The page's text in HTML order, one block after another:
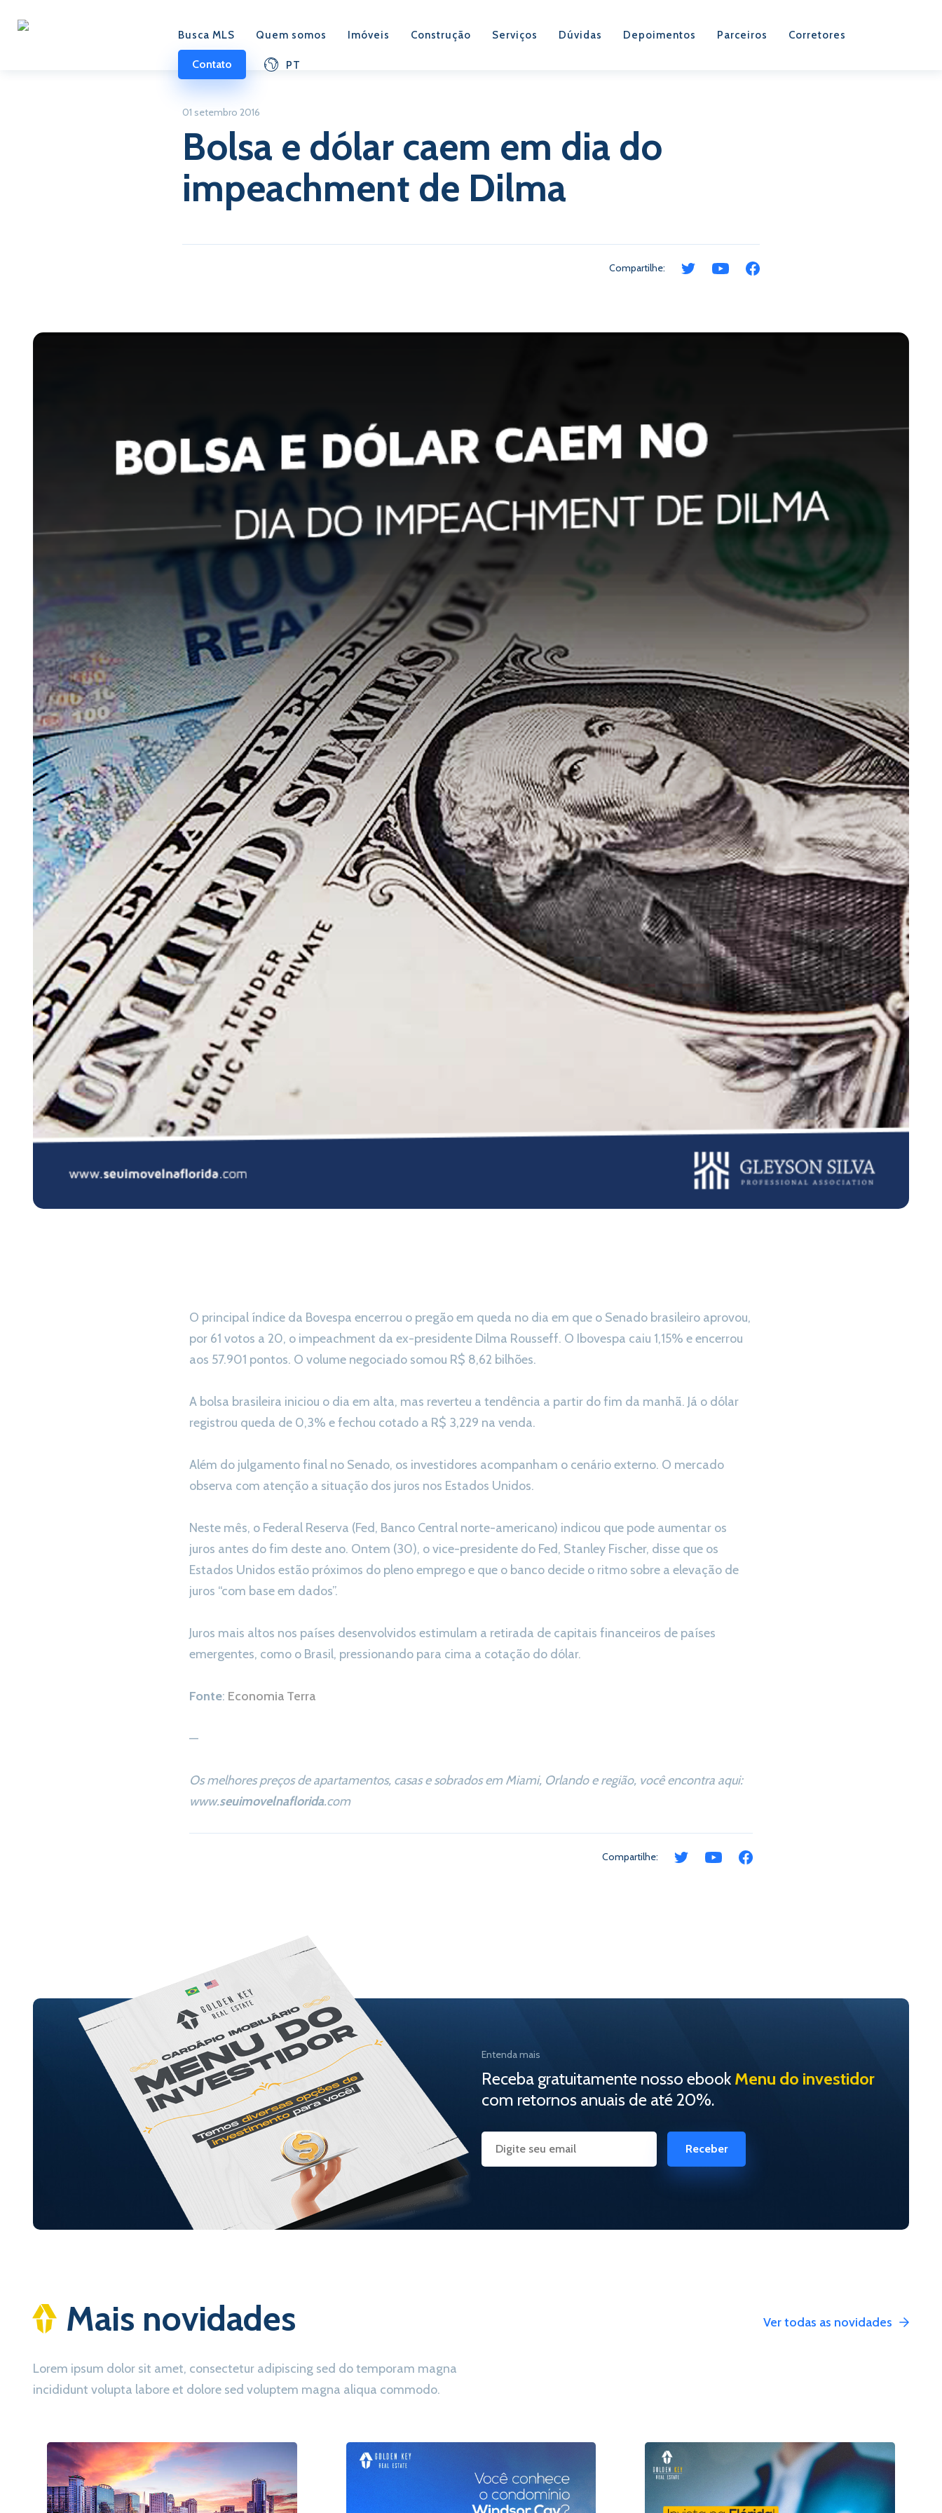
Busca MLS Quem somos Imóveis Construção Serviços Dúvidas Depoimentos Parceiros Corretores
Contato PT
01 setembro 2016
Bolsa e dólar caem em dia do
impeachment de Dilma
Compartilhe:
O principal índice da Bovespa encerrou o pregão em queda no dia em que o Senado brasileiro aprovou,
por 61 votos a 20, o impeachment da ex-presidente Dilma Rousseff. O Ibovespa caiu 1,15% e encerrou
aos 57.901 pontos. O volume negociado somou R$ 8,62 bilhões.
A bolsa brasileira iniciou o dia em alta, mas reverteu a tendência a partir do fim da manhã. Já o dólar
registrou queda de 0,3% e fechou cotado a R$ 3,229 na venda.
Além do julgamento final no Senado, os investidores acompanham o cenário externo. O mercado
observa com atenção a situação dos juros nos Estados Unidos.
Neste mês, o Federal Reserva (Fed, Banco Central norte-americano) indicou que pode aumentar os
juros antes do fim deste ano. Ontem (30), o vice-presidente do Fed, Stanley Fischer, disse que os
Estados Unidos estão próximos do pleno emprego e que o banco decide o ritmo sobre a elevação de
juros “com base em dados”.
Juros mais altos nos países desenvolvidos estimulam a retirada de capitais financeiros de países
emergentes, como o Brasil, pressionando para cima a cotação do dólar.
Fonte: Economia Terra
—
Os melhores preços de apartamentos, casas e sobrados em Miami, Orlando e região, você encontra aqui:
www.seuimovelnaflorida.com
Compartilhe:
Entenda mais
Receba gratuitamente nosso ebook Menu do investidor
com retornos anuais de até 20%.
Receber
Mais novidades Ver todas as novidades
Lorem ipsum dolor sit amet, consectetur adipiscing sed do temporam magna
incididunt volupta labore et dolore sed voluptem magna aliqua commodo.